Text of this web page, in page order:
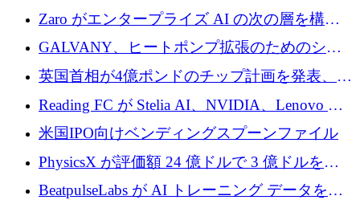
ラットフォームのために 1,700 万ドルを調達
Zaro がエンタープライズ AI の次の層を構築
するために 510 万ドルを獲得
GALVANY、ヒートポンプ拡張のためのシー
ドラウンドで1,000万ユーロを確保
英国首相が4億ポンドのチップ計画を発表、英
国の新興企業は「ここで拡大」し「ここに留
まる」
Reading FC が Stelia AI、NVIDIA、Lenovo と
協力して AI Center of Excellence を立ち上げ
米国IPO向けベンディングスプーンファイル
PhysicsX が評価額 24 億ドルで 3 億ドルを調
達
BeatpulseLabs が AI トレーニング データを拡